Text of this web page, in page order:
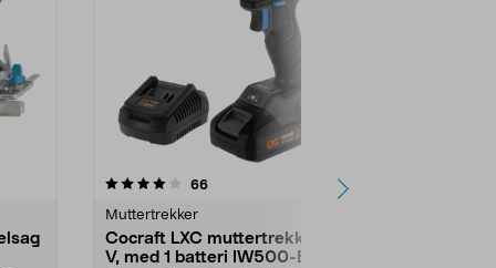
66anmeldelser
Muttertrekker
Cocraft LXC muttertrekker 18
V, med 1 batteri IW500-BL
5.0av 5 stjerner